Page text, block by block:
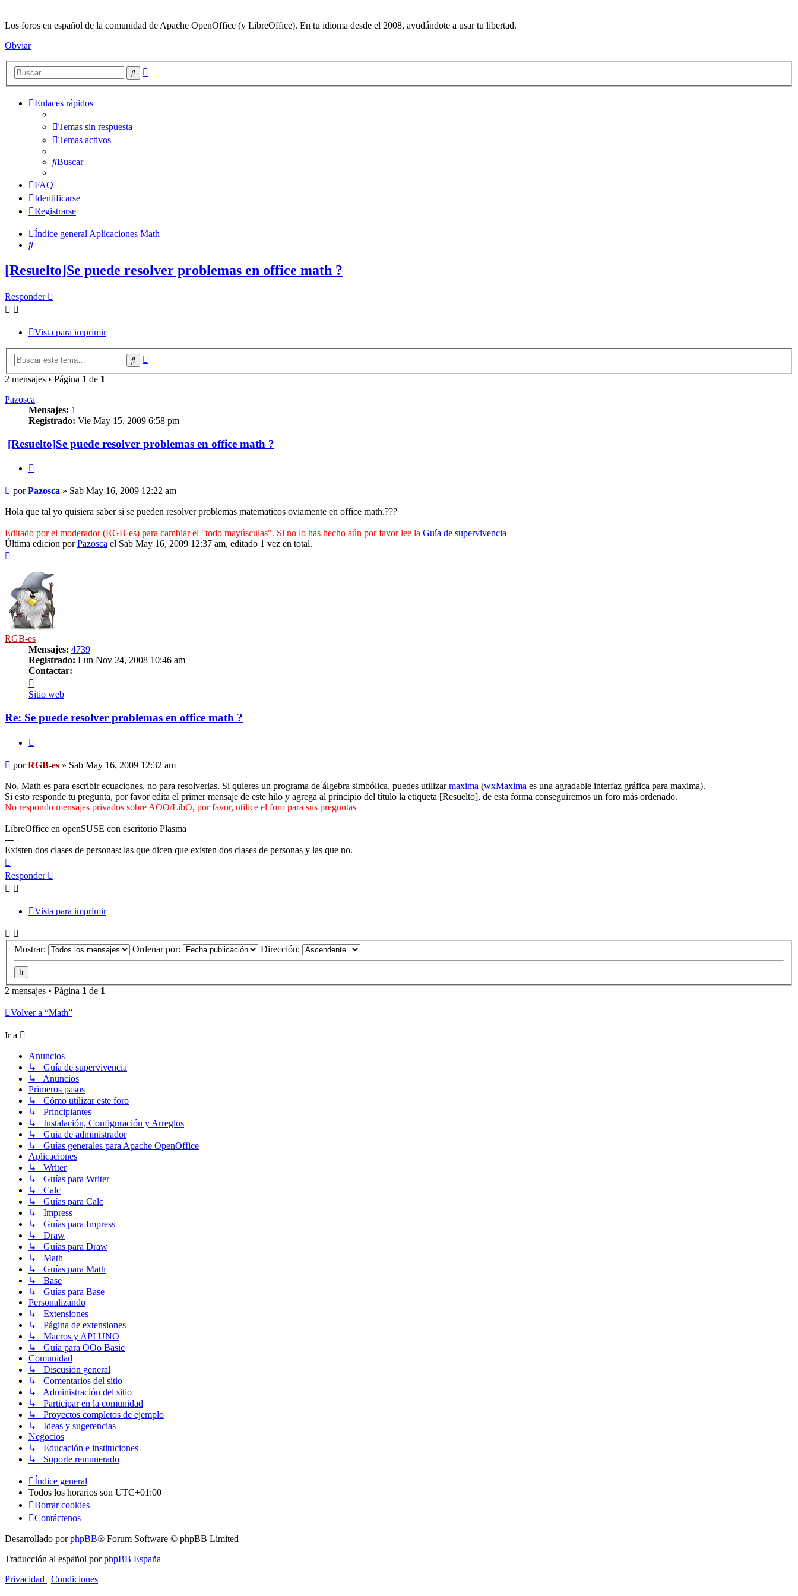
Los foros en español de la comunidad de Apache OpenOffice (y LibreOffice). En tu idioma desde el 2008, ayudándote a usar tu libertad.
Obviar
Buscar
Enlaces rápidos
Temas sin respuesta
Temas activos
Buscar
FAQ
Identificarse
Registrarse
Índice general Aplicaciones Math
Buscar
[Resuelto]Se puede resolver problemas en office math ?
Responder
Vista para imprimir
Buscar
2 mensajes • Página 1 de 1
Pazosca
Mensajes: 1
Registrado: Vie May 15, 2009 6:58 pm
[Resuelto]Se puede resolver problemas en office math ?
Mensaje
porPazosca » Sab May 16, 2009 12:22 am
Hola que tal yo quisiera saber si se pueden resolver problemas matematicos oviamente en office math.???
Editado por el moderador (RGB-es) para cambiar el "todo mayúsculas". Si no lo has hecho aún por favor lee la Guía de supervivencia
Última edición porPazosca el Sab May 16, 2009 12:37 am, editado 1 vez en total.
RGB-es
Mensajes: 4739
Registrado: Lun Nov 24, 2008 10:46 am
Contactar:
RGB-
es
Sitio web
Re: Se puede resolver problemas en office math ?
Mensaje
porRGB-es » Sab May 16, 2009 12:32 am
No. Math es para escribir ecuaciones, no para resolverlas. Si quieres un programa de álgebra simbólica, puedes utilizarmaxima (wxMaxima es una agradable interfaz gráfica para maxima).
Si esto responde tu pregunta, por favor edita el primer mensaje de este hilo y agrega al principio del título la etiqueta [Resuelto], de esta forma conseguiremos un foro más ordenado.
No respondo mensajes privados sobre AOO/LibO, por favor, utilice el foro para sus preguntas
LibreOffice en openSUSE con escritorio Plasma
---
Existen dos clases de personas: las que dicen que existen dos clases de personas y las que no.
Responder
Vista para imprimir
Mostrar: Ordenar por: Dirección:
2 mensajes • Página 1 de 1
Volver a “Math”
Ir a
Anuncios
↳ Guía de supervivencia
↳ Anuncios
Primeros pasos
↳ Cómo utilizar este foro
↳ Principiantes
↳ Instalación, Configuración y Arreglos
↳ Guia de administrador
↳ Guías generales para Apache OpenOffice
Aplicaciones
↳ Writer
↳ Guías para Writer
↳ Calc
↳ Guías para Calc
↳ Impress
↳ Guías para Impress
↳ Draw
↳ Guías para Draw
↳ Math
↳ Guías para Math
↳ Base
↳ Guías para Base
Personalizando
↳ Extensiones
↳ Página de extensiones
↳ Macros y API UNO
↳ Guía para OOo Basic
Comunidad
↳ Discusión general
↳ Comentarios del sitio
↳ Administración del sitio
↳ Participar en la comunidad
↳ Proyectos completos de ejemplo
↳ Ideas y sugerencias
Negocios
↳ Educación e instituciones
↳ Soporte remunerado
Índice general
Todos los horarios son UTC+01:00
Borrar cookies
Contáctenos
Desarrollado porphpBB® Forum Software © phpBB Limited
Traducción al español porphpBB España
Privacidad
Condiciones